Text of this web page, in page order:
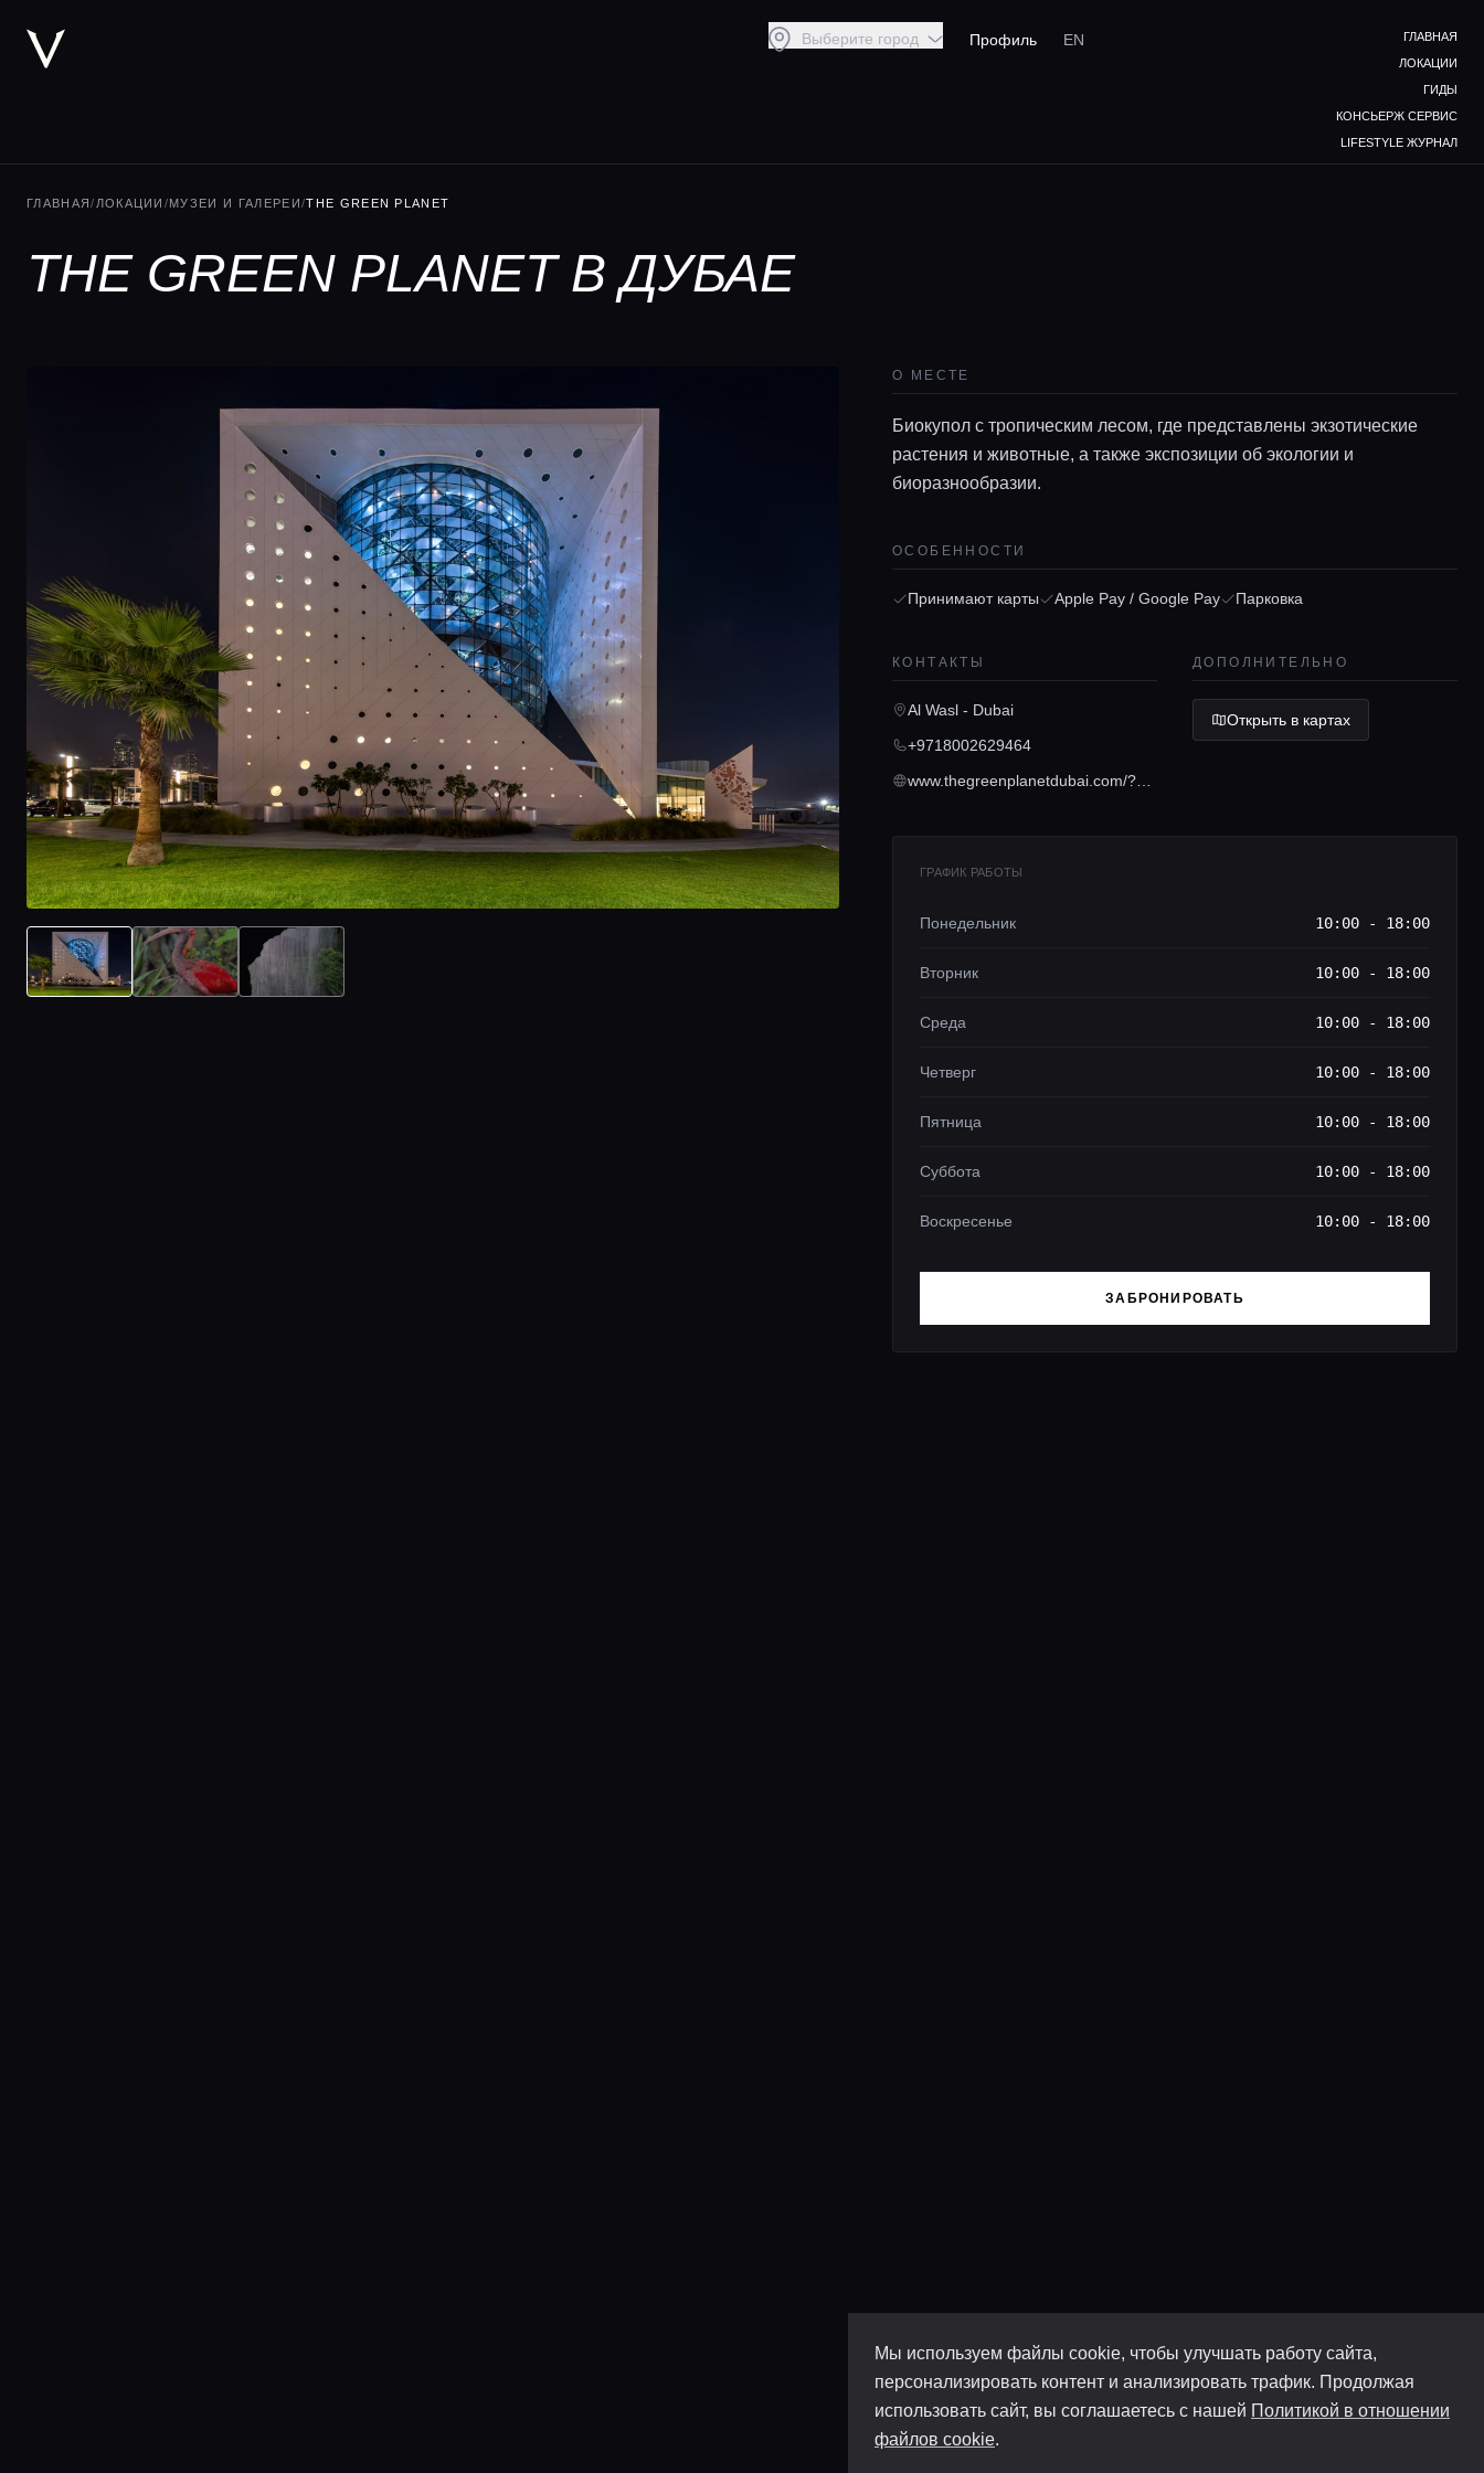
Мы используем файлы cookie, чтобы улучшать работу сайта,
персонализировать контент и анализировать трафик. Продолжая
использовать сайт, вы соглашаетесь с нашей Политикой в отношении
файлов cookie.
Выберите город Профиль EN
ГЛАВНАЯ
ЛОКАЦИИ
ГИДЫ
КОНСЬЕРЖ СЕРВИС
LIFESTYLE ЖУРНАЛ
ГЛАВНАЯ/ ЛОКАЦИИ /МУЗЕИ И ГАЛЕРЕИ/THE GREEN PLANET
THE GREEN PLANET В ДУБАЕ
О МЕСТЕ
Биокупол с тропическим лесом, где представлены экзотические
растения и животные, а также экспозиции об экологии и
биоразнообразии.
ОСОБЕННОСТИ
Принимают карты Apple Pay / Google Pay Парковка
КОНТАКТЫ
Al Wasl - Dubai
+9718002629464
ДОПОЛНИТЕЛЬНО
Открыть в картах
ГРАФИК РАБОТЫ
Понедельник 10:00 - 18:00
Вторник 10:00 - 18:00
Среда 10:00 - 18:00
Четверг 10:00 - 18:00
Пятница 10:00 - 18:00
Суббота 10:00 - 18:00
Воскресенье 10:00 - 18:00
ЗАБРОНИРОВАТЬ